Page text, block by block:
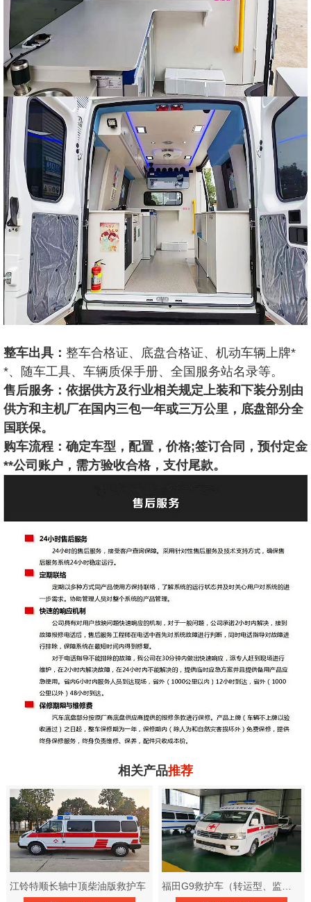
整车出具： 整车合格证、底盘合格证、机动车辆上牌*
*、随车工具、车辆质保手册、全国服务站名录等。
售后服务： 依据供方及行业相关规定上装和下装分别由
供方和主机厂在国内三包一年或三万公里，底盘部分全
国联保。
购车流程 ：确定车型，配置，价格;签订合同，预付定金
**公司账户，需方验收合格，支付尾款。
相关产品推荐
江铃特顺长轴中顶柴油版救护车
福田G9救护车（转运型、监护型）汽油版